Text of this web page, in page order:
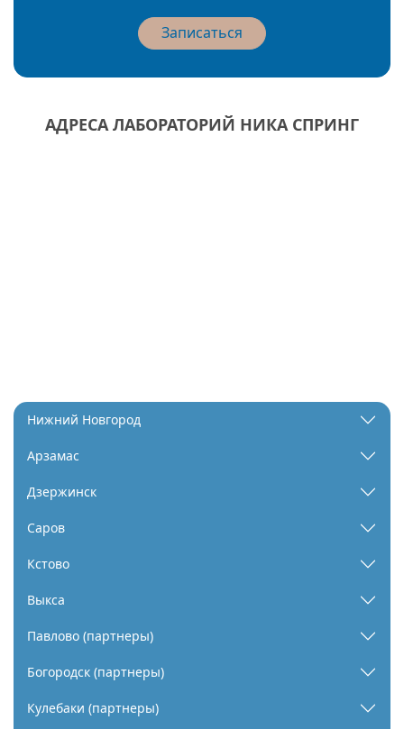
Записаться
АДРЕСА ЛАБОРАТОРИЙ НИКА СПРИНГ
Нижний Новгород
Арзамас
Дзержинск
Саров
Кстово
Выкса
Павлово (партнеры)
Богородск (партнеры)
Кулебаки (партнеры)